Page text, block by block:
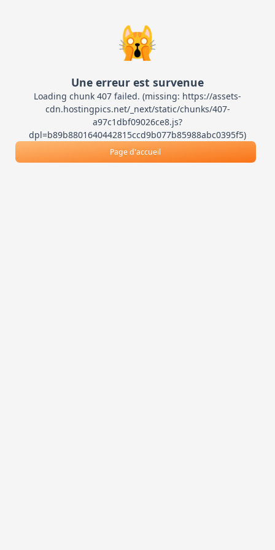
🙀
Une erreur est survenue
Loading chunk 407 failed. (missing: https://assets-
cdn.hostingpics.net/_next/static/chunks/407-
a97c1dbf09026ce8.js?
dpl=b89b8801640442815ccd9b077b85988abc0395f5)
Page d'accueil